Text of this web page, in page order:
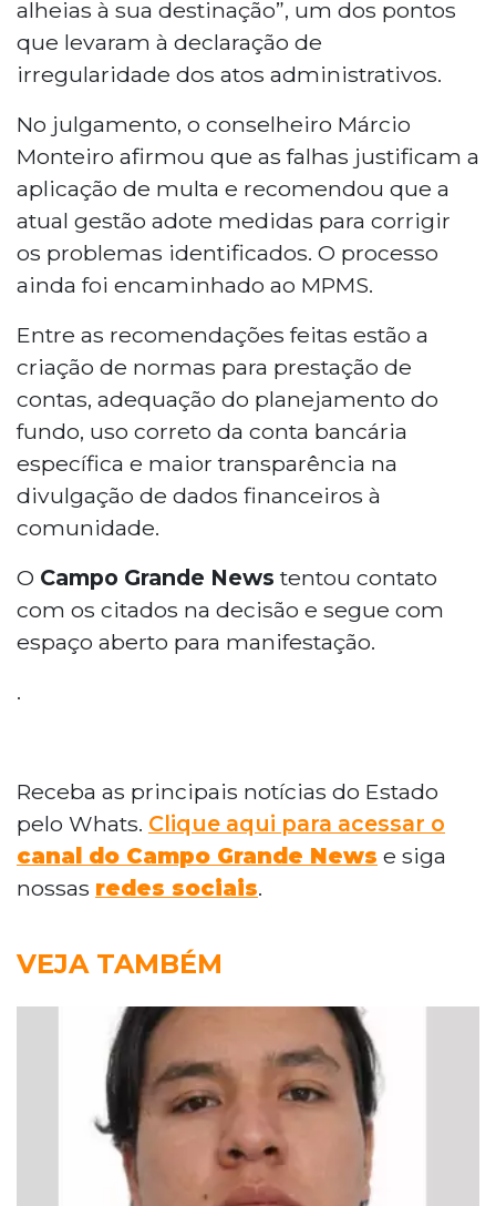
alheias à sua destinação”, um dos pontos
que levaram à declaração de
irregularidade dos atos administrativos.
No julgamento, o conselheiro Márcio
Monteiro afirmou que as falhas justificam a
aplicação de multa e recomendou que a
atual gestão adote medidas para corrigir
os problemas identificados. O processo
ainda foi encaminhado ao MPMS.
Entre as recomendações feitas estão a
criação de normas para prestação de
contas, adequação do planejamento do
fundo, uso correto da conta bancária
específica e maior transparência na
divulgação de dados financeiros à
comunidade.
O Campo Grande News tentou contato
com os citados na decisão e segue com
espaço aberto para manifestação.
.
Receba as principais notícias do Estado
pelo Whats. Clique aqui para acessar o
canal do Campo Grande News e siga
nossas redes sociais.
VEJA TAMBÉM